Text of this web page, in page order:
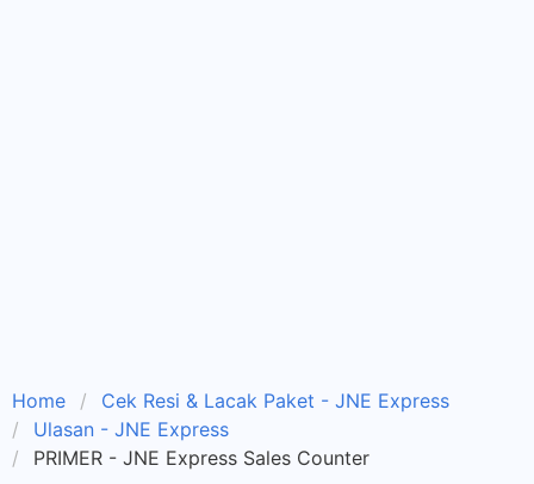
Home
Cek Resi & Lacak Paket - JNE Express
Ulasan - JNE Express
PRIMER - JNE Express Sales Counter